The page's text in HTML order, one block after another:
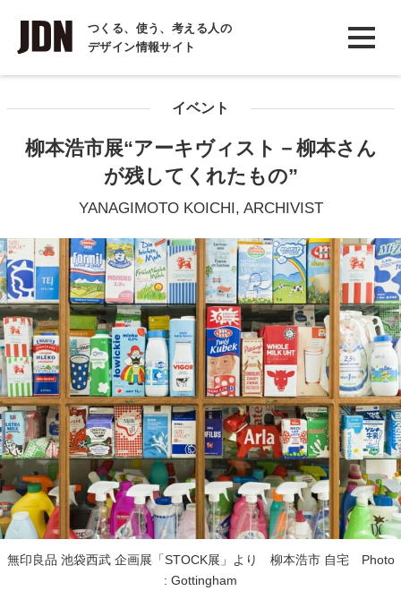
つくる、使う、考える人の
デザイン情報サイト
INTERVIEW
インタビュー
COLUMN
イベント
柳本浩市展“アーキヴィスト－柳本さん
が残してくれたもの”
YANAGIMOTO KOICHI, ARCHIVIST
無印良品 池袋西武 企画展「STOCK展」より 柳本浩市 自宅 Photo
: Gottingham